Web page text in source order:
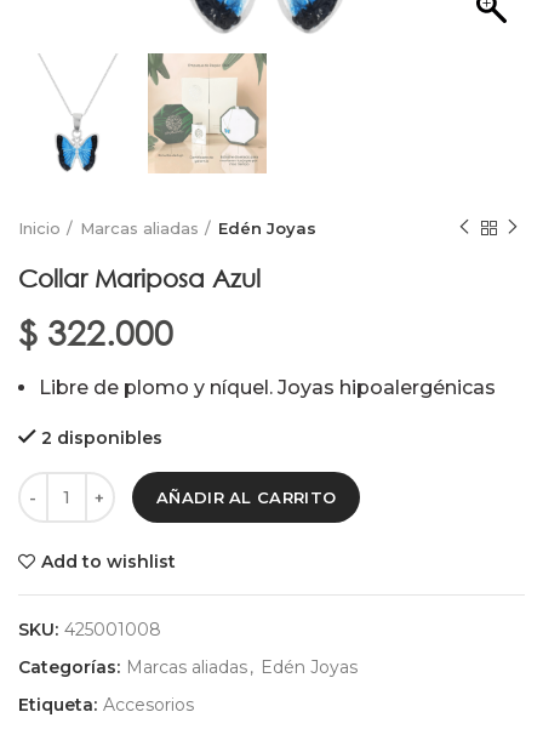
Inicio Marcas aliadas Edén Joyas
Collar Mariposa Azul
$ 322.000
Libre de plomo y níquel. Joyas hipoalergénicas
2 disponibles
AÑADIR AL CARRITO
Add to wishlist
SKU: 425001008
Categorías: Marcas aliadas, Edén Joyas
Etiqueta: Accesorios